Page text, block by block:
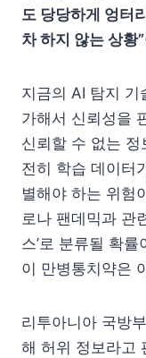
도 당당하게 엉터
차 하지 않는 상황”
지금의 AI 탐지 기
가해서 신뢰성을
신뢰할 수 없는 정
전히 학습 데이터
별해야 하는 위험
로나 팬데믹과 관
스’로 분류될 확
이 만병통치약은
리투아니아 국방
해 허위 정보라고